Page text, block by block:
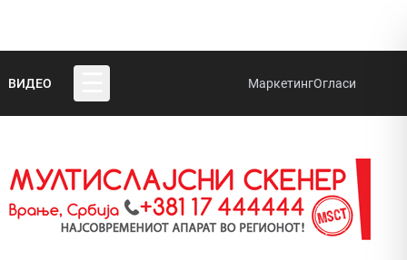
ВИДЕО МаркетингОгласи